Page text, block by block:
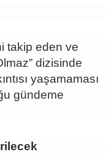
takip eden ve
dizisinde
yaşamaması
gündeme